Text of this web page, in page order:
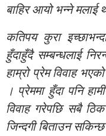
बाहिर आयो भन्ने मलाई
कतिपय कुरा
हुँदाहुँदै सम्बन्धलाई
हाम्रो प्रेम विवाह
। प्रेममा हुँदा पनि
विवाह गरेपछि सबै
जिन्दगी बिताउन